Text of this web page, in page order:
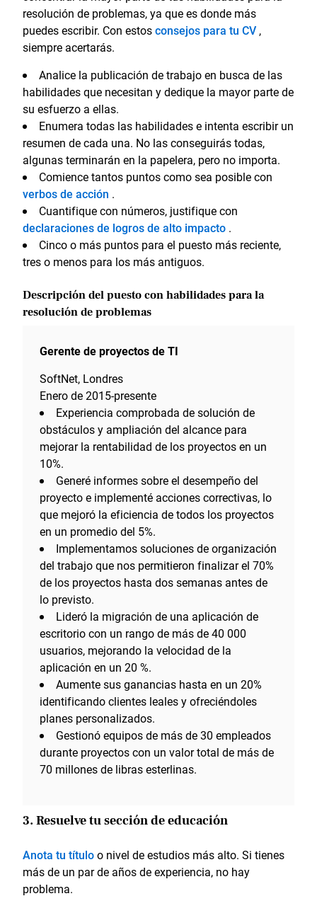
resolución de problemas, ya que es donde más
puedes escribir. Con estosconsejos para tu CV ,
siempre acertarás.
Analice la publicación de trabajo en busca de las
habilidades que necesitan y dedique la mayor parte de
su esfuerzo a ellas.
Enumera todas las habilidades e intenta escribir un
resumen de cada una. No las conseguirás todas,
algunas terminarán en la papelera, pero no importa.
Comience tantos puntos como sea posible con
verbos de acción .
Cuantifique con números, justifique con
declaraciones de logros de alto impacto .
Cinco o más puntos para el puesto más reciente,
tres o menos para los más antiguos.
Descripción del puesto con habilidades para la
resolución de problemas
Gerente de proyectos de TI
SoftNet, Londres
Enero de 2015-presente
Experiencia comprobada de solución de
obstáculos y ampliación del alcance para
mejorar la rentabilidad de los proyectos en un
10%.
Generé informes sobre el desempeño del
proyecto e implementé acciones correctivas, lo
que mejoró la eficiencia de todos los proyectos
en un promedio del 5%.
Implementamos soluciones de organización
del trabajo que nos permitieron finalizar el 70%
de los proyectos hasta dos semanas antes de
lo previsto.
Lideró la migración de una aplicación de
escritorio con un rango de más de 40 000
usuarios, mejorando la velocidad de la
aplicación en un 20 %.
Aumente sus ganancias hasta en un 20%
identificando clientes leales y ofreciéndoles
planes personalizados.
Gestionó equipos de más de 30 empleados
durante proyectos con un valor total de más de
70 millones de libras esterlinas.
3. Resuelve tu sección de educación
Anota tu títuloo nivel de estudios más alto. Si tienes
más de un par de años de experiencia, no hay
problema.